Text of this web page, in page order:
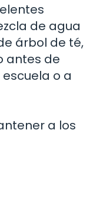
de agua
árbol de té,
antes de
o a
a los